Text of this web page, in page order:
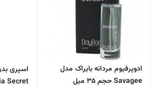
ادوپرفیوم مردانه بایراک مدل
Savagee حجم 35 میل
اسپری
Secret